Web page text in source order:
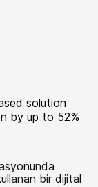
solution
by up to 52%